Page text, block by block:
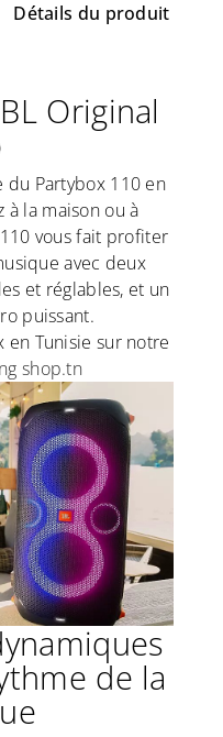
Détails du produit
Original
du Partybox 110 en
à la maison ou à
110 vous fait profiter
avec deux
et réglables, et un
puissant.
Tunisie sur notre
shop.tn
de la